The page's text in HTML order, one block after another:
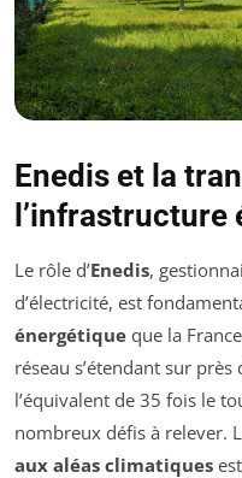
Enedis et la
Le rôle d’Enedis,
d’électricité, est
énergétique que la
réseau s’étendant sur
l’équivalent de 35 fois le
nombreux défis à relever.
aux aléas climatiques